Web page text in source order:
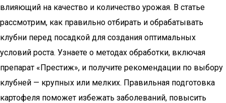
влияющий на качество и количество урожая. В статье
рассмотрим, как правильно отбирать и обрабатывать
клубни перед посадкой для создания оптимальных
условий роста. Узнаете о методах обработки, включая
препарат «Престиж», и получите рекомендации по выбору
клубней — крупных или мелких. Правильная подготовка
картофеля поможет избежать заболеваний, повысить